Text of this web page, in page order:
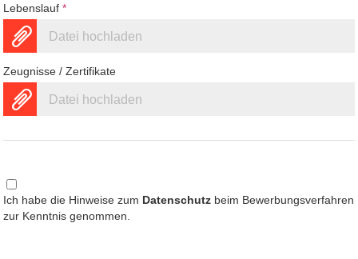
Lebenslauf*
Datei hochladen
Zeugnisse / Zertifikate
Datei hochladen
Ich habe die Hinweise zum Datenschutz beim Bewerbungsverfahren
zur Kenntnis genommen.